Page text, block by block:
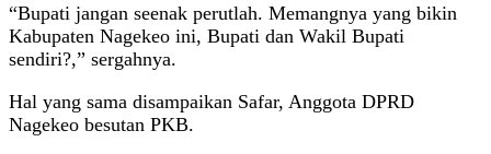
“Bupati jangan seenak perutlah. Memangnya yang bikin
Kabupaten Nagekeo ini, Bupati dan Wakil Bupati
sendiri?,” sergahnya.
Hal yang sama disampaikan Safar, Anggota DPRD
Nagekeo besutan PKB.